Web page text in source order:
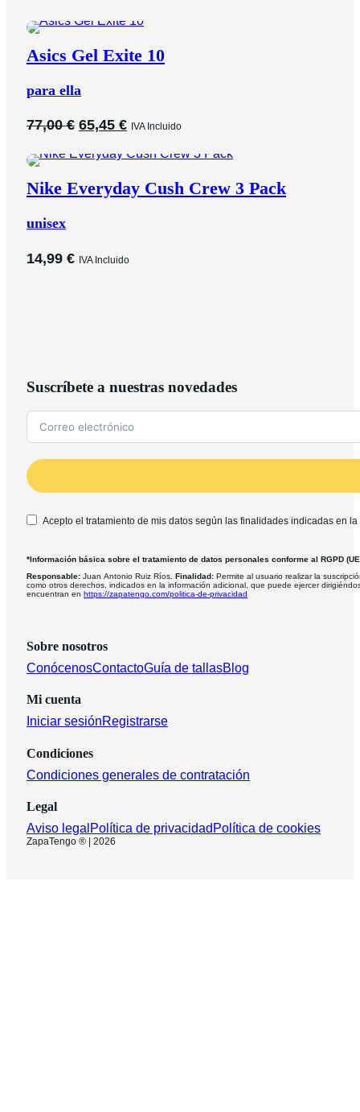
Asics Gel Exite 10
para ella
77,00€ El
original
77,00 €.
65,45 €El
actual
65,45 €.
IVA Incluido
Nike Everyday Cush Crew 3 Pack
unisex
14,99 € IVA Incluido
Suscríbete a nuestras novedades
Acepto el tratamiento de mis datos según las finalidades indicadas en
*Información básica sobre el tratamiento de datos personales conforme al RGPD
Responsable: Juan Antonio Ruiz Ríos. Finalidad: Permite al usuario realizar la
como otros derechos, indicados en la información adicional, que puede ejercer
encuentran en https://zapatengo.com/politica-de-privacidad
Sobre nosotros
ConócenosContactoGuía de tallasBlog
Mi cuenta
Iniciar sesiónRegistrarse
Condiciones
Condiciones generales de contratación
Legal
Aviso legal Política de privacidad Política de cookies
ZapaTengo ® | 2026